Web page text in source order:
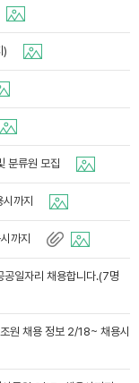
)
분류원 모집
까지
까지
일자리 채용합니다.(7명
원 채용 정보 2/18~ 채용시